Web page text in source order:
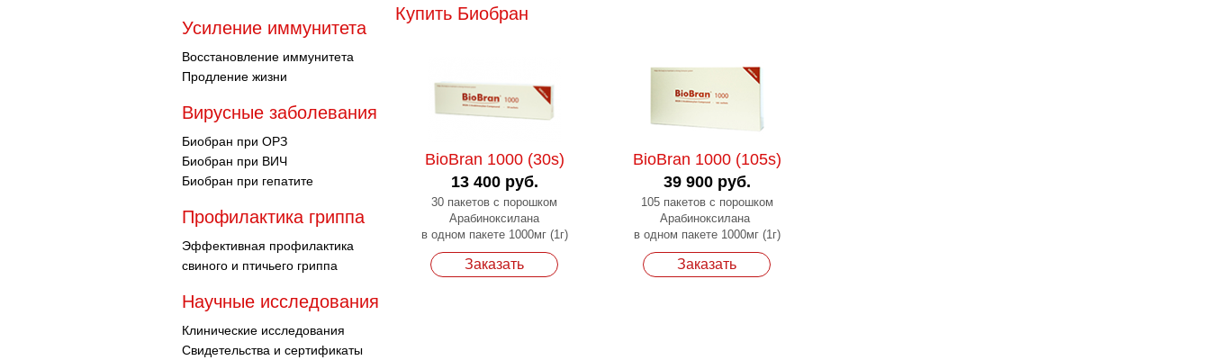
Купить Биобран
BioBran 1000 (30s)
13 400 руб.
30 пакетов с порошком
Арабиноксилана
в одном пакете 1000мг (1г)
Заказать
BioBran 1000 (105s)
39 900 руб.
105 пакетов с порошком
Арабиноксилана
в одном пакете 1000мг (1г)
Заказать
Усиление иммунитета
Восстановление иммунитета
Продление жизни
Вирусные заболевания
Биобран при ОРЗ
Биобран при ВИЧ
Биобран при гепатите
Профилактика гриппа
Эффективная профилактика
свиного и птичьего гриппа
Научные исследования
Клинические исследования
Свидетельства и сертификаты